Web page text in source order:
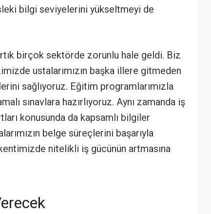
bilgi seviyelerini yükseltmeyi de
birçok sektörde zorunlu hale geldi. Biz
ustalarımızın başka illere gitmeden
sağlıyoruz. Eğitim programlarımızla
sınavlara hazırlıyoruz. Aynı zamanda iş
konusunda da kapsamlı bilgiler
belge süreçlerini başarıyla
nitelikli iş gücünün artmasına